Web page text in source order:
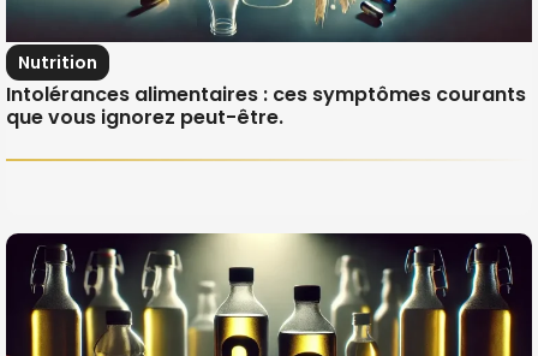
Nutrition
Intolérances alimentaires : ces symptômes courants
que vous ignorez peut-être.